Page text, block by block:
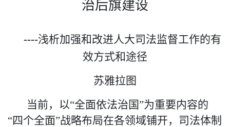
治后旗建设
----浅析加强和改进人大司法监督工作的有
效方式和途径
苏雅拉图
当前，以“全面依法治国”为重要内容的
“四个全面”战略布局在各领域铺开，司法体制